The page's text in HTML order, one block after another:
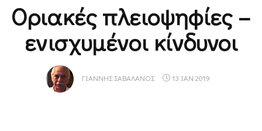
Οριακές πλειοψηφίες –
ενισχυμένοι κίνδυνοι
ΓΙΆΝΝΗΣ ΣΑΒΑΛΆΝΟΣ 13 ΙΑΝ 2019